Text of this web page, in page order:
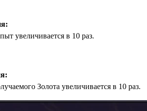
увеличивается в 10 раз.
Золота увеличивается в 10 раз.